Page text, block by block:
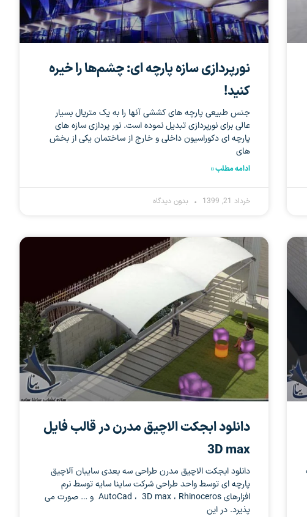
نورپردازی سازه پارچه ای: چشم‌ها را خیره
کنید!
جنس طبیعی پارچه های کششی آنها را به یک متریال بسیار
عالی برای نورپردازی تبدیل نموده است. نور پردازی سازه های
پارچه ای دکوراسیون داخلی و خارج از ساختمان یکی از بخش
های
ادامه مطلب »
خرداد 21, 1399 بدون دیدگاه
دانلود ابجکت الاچیق مدرن در قالب فایل
3D max
دانلود ابجکت الاچیق مدرن طراحی سه بعدی سایبان آلاچیق
پارچه ای توسط واحد طراحی شرکت ساینا سایه توسط نرم
افزارهای AutoCad ، 3D max ، Rhinoceros و … صورت می
پذیرد. در این